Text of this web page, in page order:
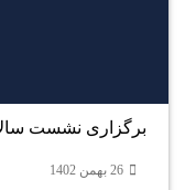
برگزاری نشست
26 بهمن 1402